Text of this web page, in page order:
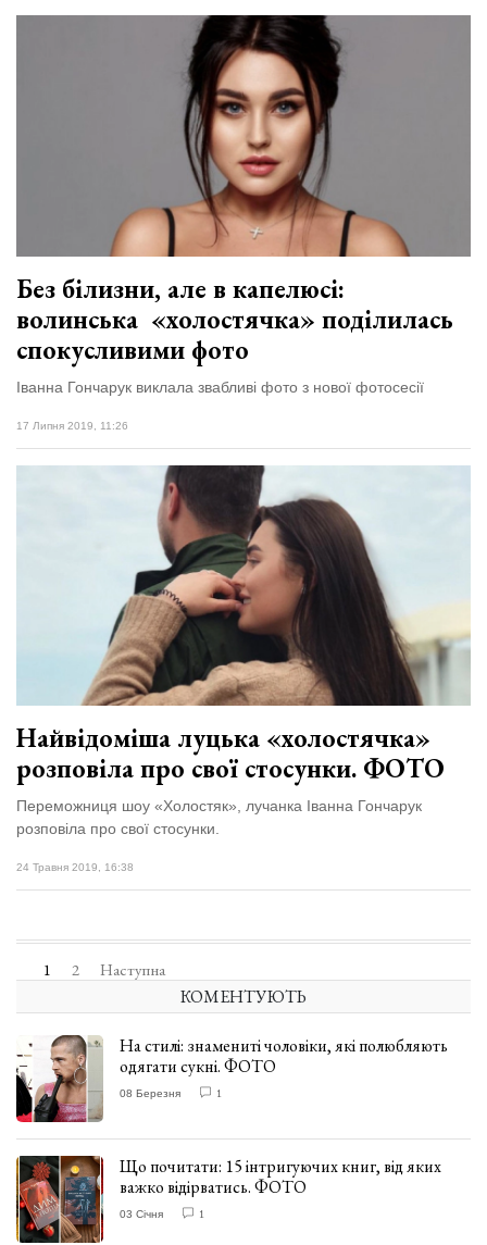
Без білизни, але в капелюсі:
волинська «холостячка» поділилась
спокусливими фото
Іванна Гончарук виклала звабливі фото з нової фотосесії
17 Липня 2019, 11:26
Найвідоміша луцька «холостячка»
розповіла про свої стосунки. ФОТО
Переможниця шоу «Холостяк», лучанка Іванна Гончарук
розповіла про свої стосунки.
24 Травня 2019, 16:38
1 2 Наступна
КОМЕНТУЮТЬ
На стилі: знамениті чоловіки, які полюбляють
одягати сукні. ФОТО
08 Березня 1
Що почитати: 15 інтригуючих книг, від яких
важко відірватись. ФОТО
03 Січня 1